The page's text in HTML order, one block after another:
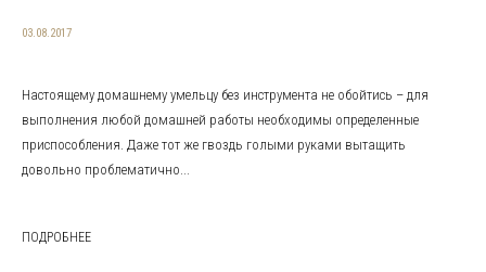
03.08.2017
Настоящему домашнему умельцу без инструмента не обойтись – для
выполнения любой домашней работы необходимы определенные
приспособления. Даже тот же гвоздь голыми руками вытащить
довольно проблематично...
ПОДРОБНЕЕ